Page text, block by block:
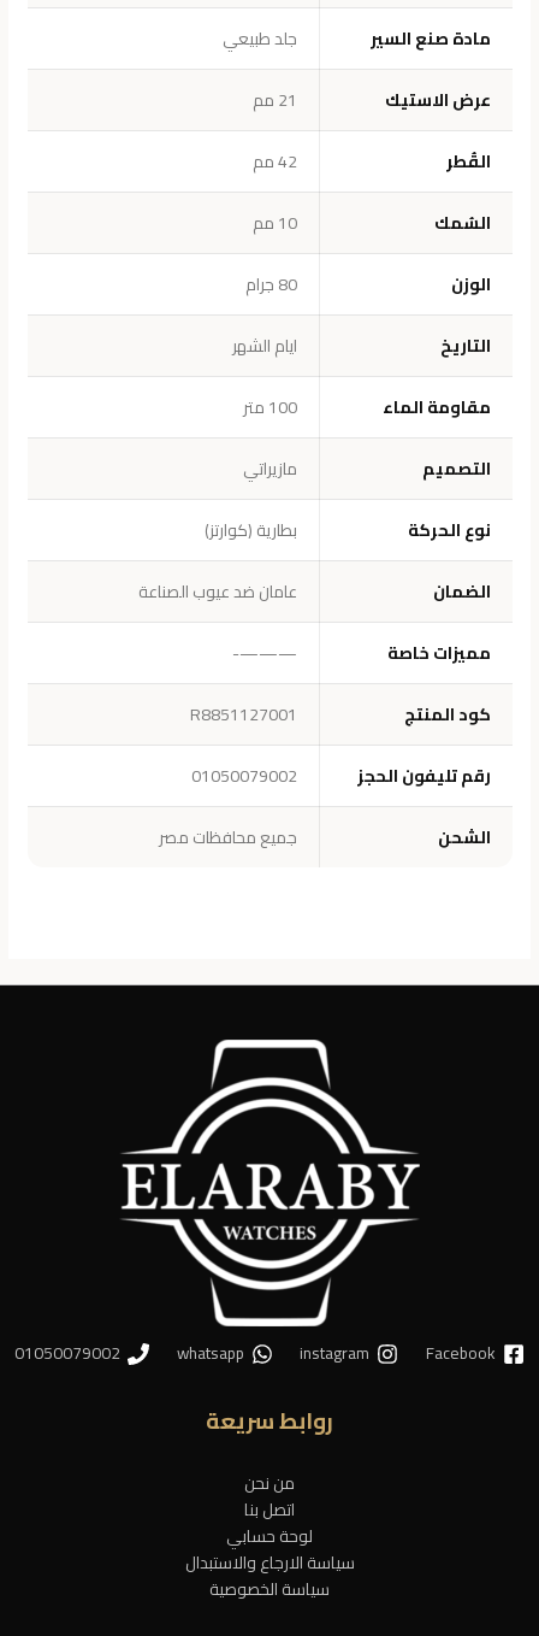
مادة صنع السير
جلد طبيعي
عرض الاستيك
21 مم
القُطر
42 مم
السُمك
10 مم
الوزن
80 جرام
التاريخ
ايام الشهر
مقاومة الماء
100 متر
التصميم
مازيراتي
نوع الحركة
بطارية (كوارتز)
الضمان
عامان ضد عيوب الصناعة
مميزات خاصة
———-
كود المنتج
R8851127001
رقم تليفون الحجز
01050079002
الشحن
جميع محافظات مصر
Facebook
instagram
whatsapp
01050079002
روابط سريعة
من نحن
اتصل بنا
لوحة حسابي
سياسة الارجاع والاستبدال
سياسة الخصوصية